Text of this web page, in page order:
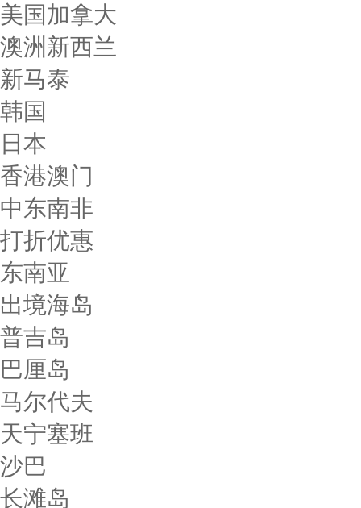
美国加拿大
澳洲新西兰
新马泰
韩国
日本
香港澳门
中东南非
打折优惠
东南亚
出境海岛
普吉岛
巴厘岛
马尔代夫
天宁塞班
沙巴
长滩岛